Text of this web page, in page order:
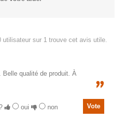
utilisateur sur 1 trouve cet avis utile.
Belle qualité de produit. À
oui
non